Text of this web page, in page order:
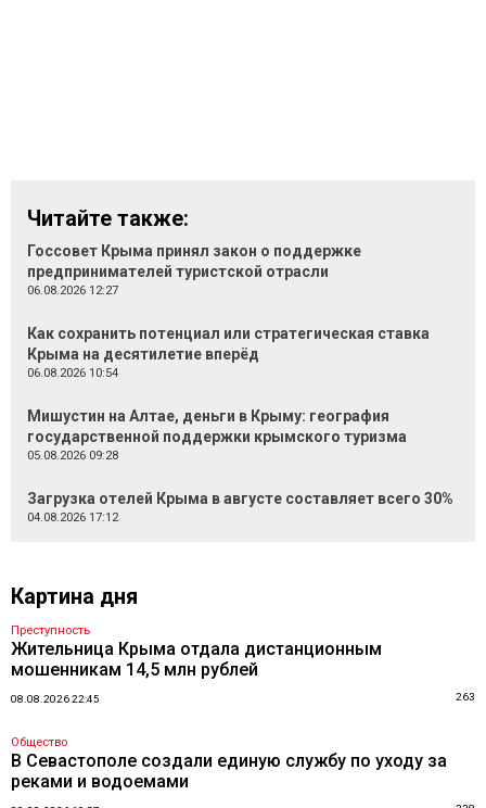
Читайте также:
Госсовет Крыма принял закон о поддержке
предпринимателей туристской отрасли
06.08.2026 12:27
Как сохранить потенциал или стратегическая ставка
Крыма на десятилетие вперёд
06.08.2026 10:54
Мишустин на Алтае, деньги в Крыму: география
государственной поддержки крымского туризма
05.08.2026 09:28
Загрузка отелей Крыма в августе составляет всего 30%
04.08.2026 17:12
Картина дня
Преступность
Жительница Крыма отдала дистанционным
мошенникам 14,5 млн рублей
08.08.2026 22:45 263
Общество
В Севастополе создали единую службу по уходу за
реками и водоемами